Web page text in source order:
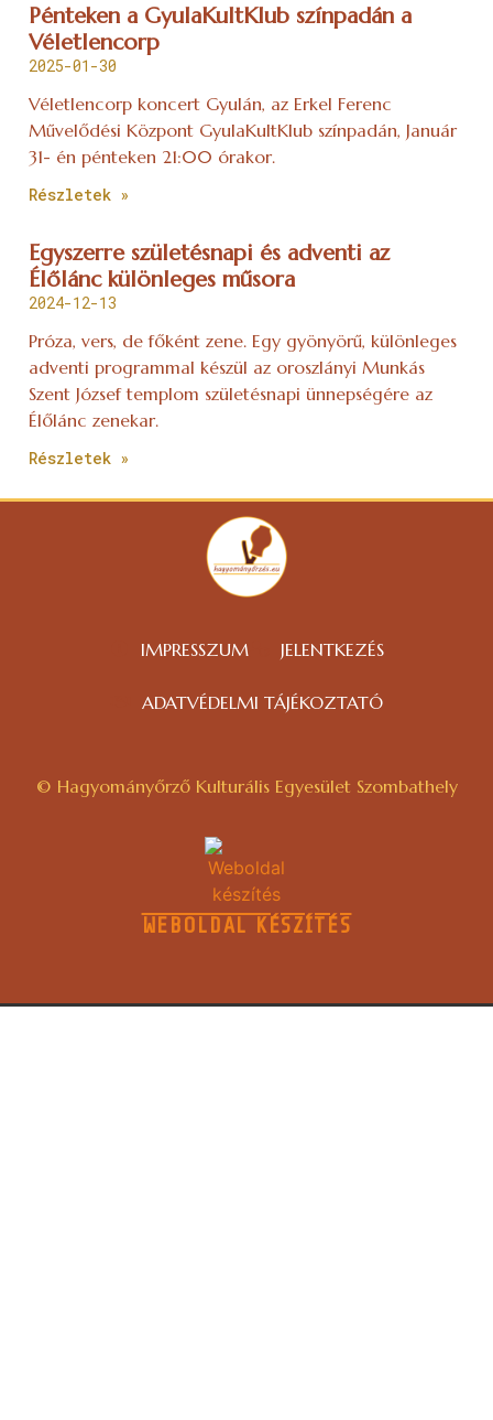
Pénteken a GyulaKultKlub színpadán a
Véletlencorp
2025-01-30
Véletlencorp koncert Gyulán, az Erkel Ferenc
Művelődési Központ GyulaKultKlub színpadán, Január
31- én pénteken 21:00 órakor.
Részletek »
Egyszerre születésnapi és adventi az
Élőlánc különleges műsora
2024-12-13
Próza, vers, de főként zene. Egy gyönyörű, különleges
adventi programmal készül az oroszlányi Munkás
Szent József templom születésnapi ünnepségére az
Élőlánc zenekar.
Részletek »
IMPRESSZUM JELENTKEZÉS
ADATVÉDELMI TÁJÉKOZTATÓ
© Hagyományőrző Kulturális Egyesület Szombathely
WEBOLDAL KÉSZÍTÉS